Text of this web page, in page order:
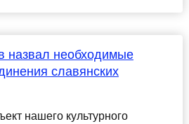
назвал необходимые
славянских
нашего культурного